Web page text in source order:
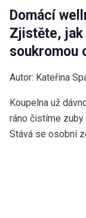
Domácí
Zjistěte, jak
soukromou
Autor: Kateřina
Koupelna už
ráno čistíme
Stává se osobní